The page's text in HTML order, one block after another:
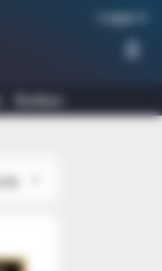
Logga in
0
Butiken